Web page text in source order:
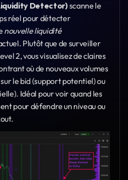
Detector) scanne le
réel pour détecter
nouvelle liquidité
Plutôt que de surveiller
2, vous visualisez de claires
où de nouveaux volumes
le bid (support potentiel) ou
Idéal pour voir quand les
pour défendre un niveau ou